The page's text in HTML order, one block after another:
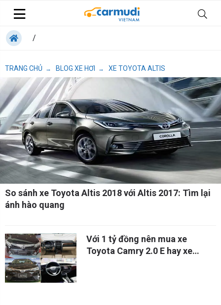
/
TRANG CHỦ → BLOG XE HƠI → XE TOYOTA ALTIS
So sánh xe Toyota Altis 2018 với Altis 2017: Tìm lại
ánh hào quang
Với 1 tỷ đồng nên mua xe
Toyota Camry 2.0 E hay xe